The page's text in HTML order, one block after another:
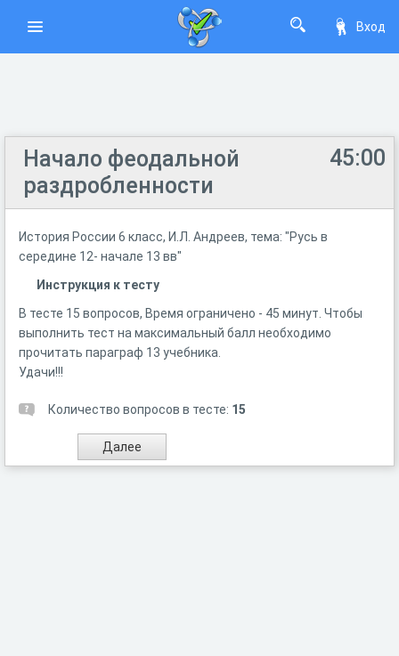
Вход
45:00
Начало феодальной
раздробленности
История России 6 класс, И.Л. Андреев, тема: "Русь в
середине 12- начале 13 вв"
Инструкция к тесту
В тесте 15 вопросов, Время ограничено - 45 минут. Чтобы
выполнить тест на максимальный балл необходимо
прочитать параграф 13 учебника.
Удачи!!!
Количество вопросов в тесте: 15